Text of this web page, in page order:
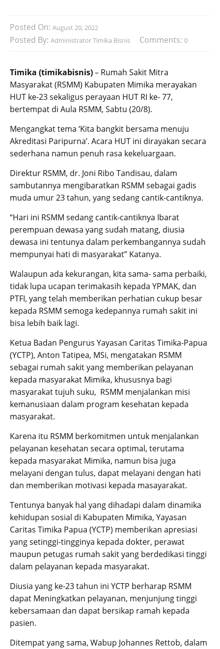
Posted On: August 20, 2022
Posted By: Administrator Timika Bisnis Comments: 0
Timika (timikabisnis)– Rumah Sakit Mitra
Masyarakat (RSMM) Kabupaten Mimika merayakan
HUT ke-23 sekaligus perayaan HUT RI ke- 77,
bertempat di Aula RSMM, Sabtu (20/8).
Mengangkat tema ‘Kita bangkit bersama menuju
Akreditasi Paripurna’. Acara HUT ini dirayakan secara
sederhana namun penuh rasa kekeluargaan.
Direktur RSMM, dr. Joni Ribo Tandisau, dalam
sambutannya mengibaratkan RSMM sebagai gadis
muda umur 23 tahun, yang sedang cantik-cantiknya.
“Hari ini RSMM sedang cantik-cantiknya Ibarat
perempuan dewasa yang sudah matang, diusia
dewasa ini tentunya dalam perkembangannya sudah
mempunyai hati di masyarakat” Katanya.
Walaupun ada kekurangan, kita sama- sama perbaiki,
tidak lupa ucapan terimakasih kepada YPMAK, dan
PTFI, yang telah memberikan perhatian cukup besar
kepada RSMM semoga kedepannya rumah sakit ini
bisa lebih baik lagi.
Ketua Badan Pengurus Yayasan Caritas Timika-Papua
(YCTP), Anton Tatipea, MSi, mengatakan RSMM
sebagai rumah sakit yang memberikan pelayanan
kepada masyarakat Mimika, khususnya bagi
masyarakat tujuh suku, RSMM menjalankan misi
kemanusiaan dalam program kesehatan kepada
masyarakat.
Karena itu RSMM berkomitmen untuk menjalankan
pelayanan kesehatan secara optimal, terutama
kepada masyarakat Mimika, namun bisa juga
melayani dengan tulus, dapat melayani dengan hati
dan memberikan motivasi kepada masayarakat.
Tentunya banyak hal yang dihadapi dalam dinamika
kehidupan sosial di Kabupaten Mimika, Yayasan
Caritas Timika Papua (YCTP) memberikan apresiasi
yang setinggi-tingginya kepada dokter, perawat
maupun petugas rumah sakit yang berdedikasi tinggi
dalam pelayanan kepada masyarakat.
Diusia yang ke-23 tahun ini YCTP berharap RSMM
dapat Meningkatkan pelayanan, menjunjung tinggi
kebersamaan dan dapat bersikap ramah kepada
pasien.
Ditempat yang sama, Wabup Johannes Rettob, dalam